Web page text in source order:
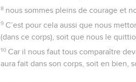
8 nous sommes pleins de courage et
9 C’est pour cela aussi que nous
(dans ce corps), soit que nous le
10 Car il nous faut tous comparaître
aura fait dans son corps, soit en bien,